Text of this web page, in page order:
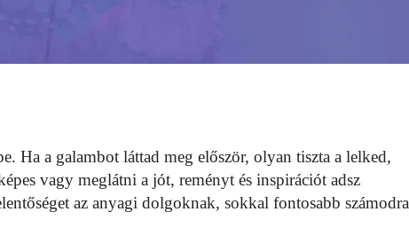
Ha a galambot láttad meg először, olyan tiszta a lelked,
vagy meglátni a jót, reményt és inspirációt adsz
az anyagi dolgoknak, sokkal fontosabb számodra